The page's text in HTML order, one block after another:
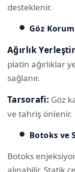
desteklenir.
Göz
Ağırlık
platin ağırlıklar
sağlanır.
Tarsorafi: Göz
ve tahriş önlenir.
Botoks ve
Botoks